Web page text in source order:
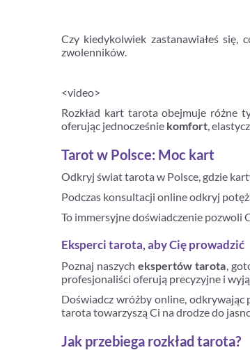
Czy kiedykolwiek zastanawiałeś
zwolenników.
<video>
Rozkład kart tarota obejmuje różne
oferując jednocześnie komfort,
Tarot w Polsce: Moc kart
Odkryj świat tarota w Polsce, gdzie
Podczas konsultacji online odkryj
To immersyjne doświadczenie pozwoli
Eksperci tarota, aby Cię prowadzić
Poznaj naszychekspertów tarota,
profesjonaliści oferują precyzyjne i
Doświadcz wróżby online, odkrywając
tarota towarzyszą Ci na drodze do
Jak przebiega rozkład tarota?